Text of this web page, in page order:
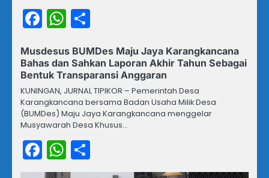
Facebook
WhatsApp
Musdesus BUMDes Maju Jaya Karangkancana
Bahas dan Sahkan Laporan Akhir Tahun Sebagai
Bentuk Transparansi Anggaran
KUNINGAN, JURNAL TIPIKOR – Pemerintah Desa
Karangkancana bersama Badan Usaha Milik Desa
(BUMDes) Maju Jaya Karangkancana menggelar
Musyawarah Desa Khusus…
Facebook
WhatsApp